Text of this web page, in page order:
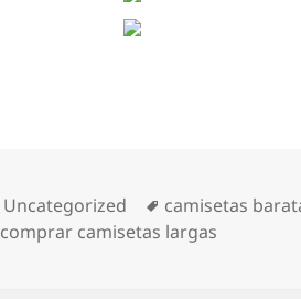
Categorías
Uncategorized Etiquetas
camisetas
comprar camisetas largas